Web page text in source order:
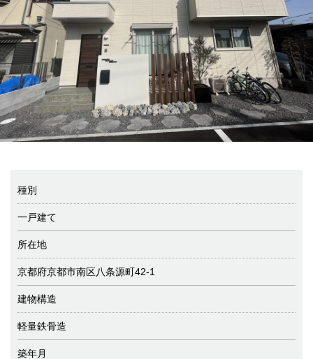
種別
一戸建て
所在地
京都府京都市南区八条源町42-1
建物構造
軽量鉄骨造
築年月